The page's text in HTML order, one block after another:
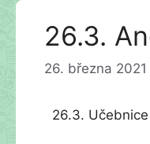
Přeskočit
26.3.
26. března 2021
26.3.